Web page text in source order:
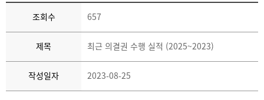
조회수 657
제목 최근 의결권 수행 실적 (2025~2023)
작성일자 2023-08-25